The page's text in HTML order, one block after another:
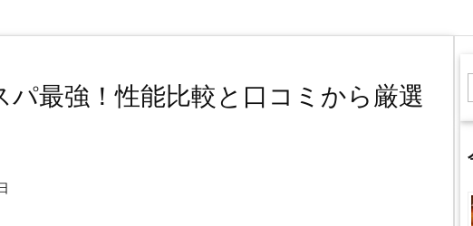
パ最強！性能比較と口コミから厳選